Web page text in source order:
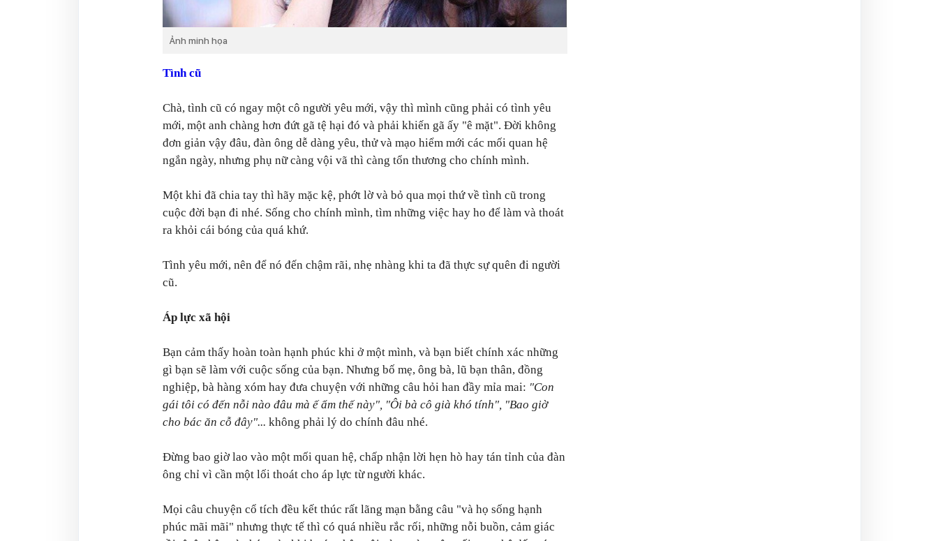
Ảnh minh họa
Tình cũ
Chà, tình cũ có ngay một cô người yêu mới, vậy thì mình cũng phải có tình yêu
mới, một anh chàng hơn đứt gã tệ hại đó và phải khiến gã ấy "ê mặt". Đời không
đơn giản vậy đâu, đàn ông dễ dàng yêu, thử và mạo hiểm mới các mối quan hệ
ngắn ngày, nhưng phụ nữ càng vội vã thì càng tổn thương cho chính mình.
Một khi đã chia tay thì hãy mặc kệ, phớt lờ và bỏ qua mọi thứ về tình cũ trong
cuộc đời bạn đi nhé. Sống cho chính mình, tìm những việc hay ho để làm và thoát
ra khỏi cái bóng của quá khứ.
Tình yêu mới, nên để nó đến chậm rãi, nhẹ nhàng khi ta đã thực sự quên đi người
cũ.
Áp lực xã hội
Bạn cảm thấy hoàn toàn hạnh phúc khi ở một mình, và bạn biết chính xác những
gì bạn sẽ làm với cuộc sống của bạn. Nhưng bố mẹ, ông bà, lũ bạn thân, đồng
nghiệp, bà hàng xóm hay đưa chuyện với những câu hỏi han đầy mỉa mai: "Con
gái tôi có đến nỗi nào đâu mà ế ẩm thế này", "Ôi bà cô già khó tính", "Bao giờ
cho bác ăn cỗ đây"... không phải lý do chính đâu nhé.
Đừng bao giờ lao vào một mối quan hệ, chấp nhận lời hẹn hò hay tán tỉnh của đàn
ông chỉ vì cần một lối thoát cho áp lực từ người khác.
Mọi câu chuyện cổ tích đều kết thúc rất lãng mạn bằng câu "và họ sống hạnh
phúc mãi mãi" nhưng thực tế thì có quá nhiều rắc rối, những nỗi buồn, cảm giác